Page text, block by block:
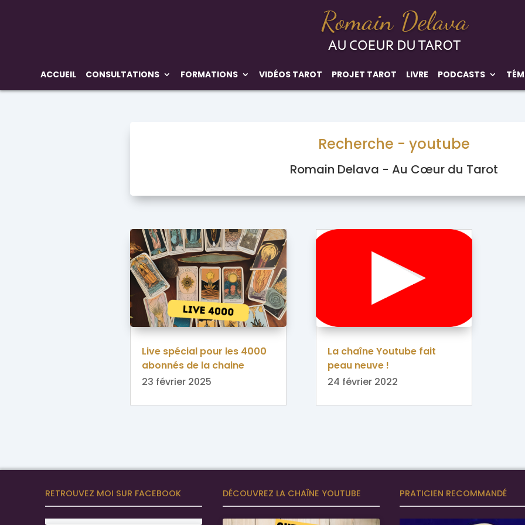
ACCUEIL CONSULTATIONS FORMATIONS VIDÉOS TAROT PROJET TAROT LIVRE PODCASTS
Recherche - youtube
Romain Delava - Au Cœur du Tarot
Live spécial pour les 4000
abonnés de la chaine
YouTube !
23 février 2025
La chaîne Youtube fait
peau neuve !
24 février 2022
RETROUVEZ MOI SUR FACEBOOK DÉCOUVREZ LA CHAÎNE YOUTUBE PRATICIEN RECOMMANDÉ